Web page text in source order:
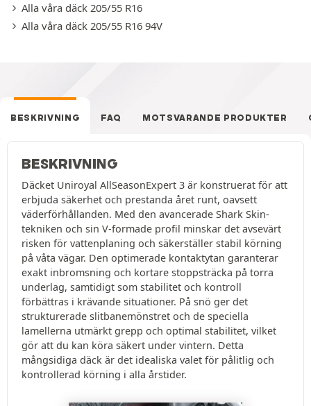
Alla våra däck 205/55 R16
Alla våra däck 205/55 R16 94V
BESKRIVNING FAQ MOTSVARANDE PRODUKTER
BESKRIVNING
Däcket Uniroyal AllSeasonExpert 3 är konstruerat för att
erbjuda säkerhet och prestanda året runt, oavsett
väderförhållanden. Med den avancerade Shark Skin-
tekniken och sin V-formade profil minskar det avsevärt
risken för vattenplaning och säkerställer stabil körning
på våta vägar. Den optimerade kontaktytan garanterar
exakt inbromsning och kortare stoppsträcka på torra
underlag, samtidigt som stabilitet och kontroll
förbättras i krävande situationer. På snö ger det
strukturerade slitbanemönstret och de speciella
lamellerna utmärkt grepp och optimal stabilitet, vilket
gör att du kan köra säkert under vintern. Detta
mångsidiga däck är det idealiska valet för pålitlig och
kontrollerad körning i alla årstider.